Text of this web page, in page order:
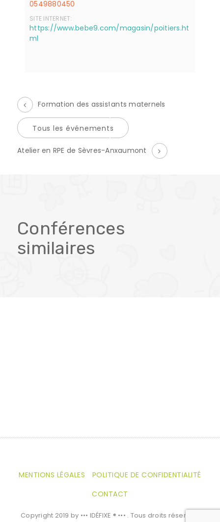
0549880450
SITE INTERNET:
https://www.bebe9.com/magasin/poitiers.ht
ml
É
v
e
m
e
t
o
Formation des assistants maternels
Tous les événements
Atelier en RPE de Sèvres-Anxaumont
Conférences
similaires
MENTIONS LÉGALES
POLITIQUE DE CONFIDENTIALITÉ
CONTACT
Copyright 2019 by ••• IDÉFIXE ® ••• . Tous droits réservés.